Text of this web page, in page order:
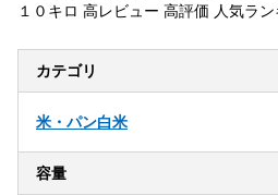
１０キロ 高レビュー 高評価 人気ラ
カテゴリ
米・パン白米
容量